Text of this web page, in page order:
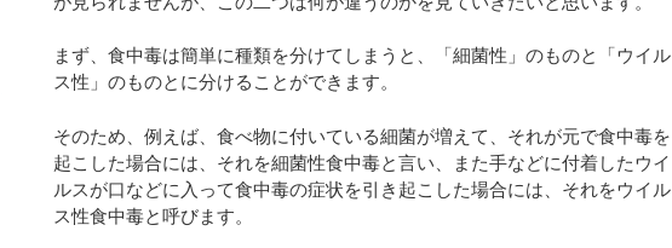
まず、食中毒は簡単に種類を分けてしまうと、「細菌性」のものと「ウイル
ス性」のものとに分けることができます。
そのため、例えば、食べ物に付いている細菌が増えて、それが元で食中毒を
起こした場合には、それを細菌性食中毒と言い、また手などに付着したウイ
ルスが口などに入って食中毒の症状を引き起こした場合には、それをウイル
ス性食中毒と呼びます。